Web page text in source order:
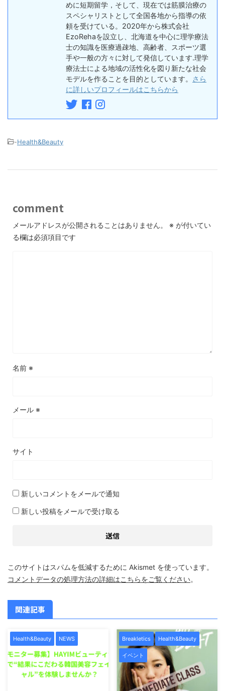
めに短期留学，そして、現在では筋膜治療の
スペシャリストとして全国各地から指導の依
頼を受けている。2020年から株式会社
EzoRehaを設立し、北海道を中心に理学療法
士の知識を医療過疎地、高齢者、スポーツ選
手や一般の方々に対して発信しています.理学
療法士による地域の活性化を図り新たな社会
モデルを作ることを目的としています。
さら
に詳しいプロフィールはこちらから
-Health&Beauty
comment
メールアドレスが公開されることはありません。 ※ が付いてい
る欄は必須項目です
名前 ※
メール ※
サイト
新しいコメントをメールで通知
新しい投稿をメールで受け取る
このサイトはスパムを低減するために Akismet を使っています。
コメントデータの処理方法の詳細はこちらをご覧ください。
関連記事
Health&Beauty NEWS Breakletics Health&Beauty
イベント